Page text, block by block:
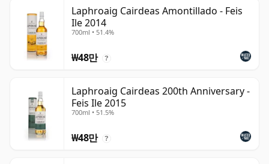
Laphroaig Cairdeas Amontillado - Feis
Ile 2014
700ml • 51.4%
₩48만 ?
Laphroaig Cairdeas 200th Anniversary -
Feis Ile 2015
700ml • 51.5%
₩48만 ?